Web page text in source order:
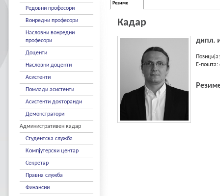
Редовни професори
Вонредни професори
Насловни вонредни
професори
Доценти
Насловни доценти
Асистенти
Помлади асистенти
Асистенти докторанди
Демонстратори
Административен кадар
Студентска служба
Компјутерски центар
Секретар
Правна служба
Финансии
Резиме
Кадар
дипл.
E-пошта: